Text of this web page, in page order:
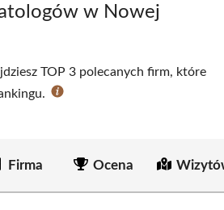
w Nowej
TOP 3 polecanych firm, które
Firma Ocena